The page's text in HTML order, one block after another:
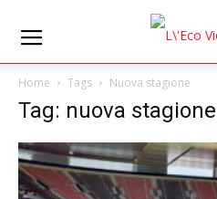
Home Tags Nuova stagione
Tag: nuova stagione